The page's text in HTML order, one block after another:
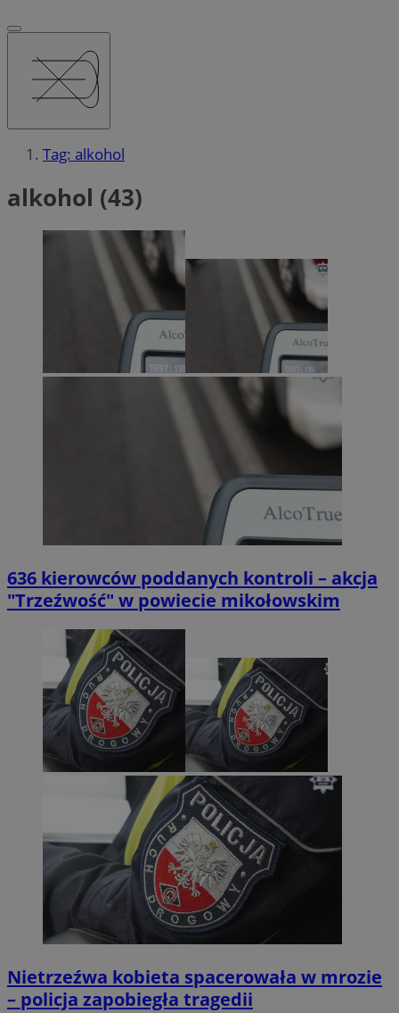
Tag: alkohol
alkohol (43)
636 kierowców poddanych kontroli – akcja
"Trzeźwość" w powiecie mikołowskim
Nietrzeźwa kobieta spacerowała w mrozie
– policja zapobiegła tragedii